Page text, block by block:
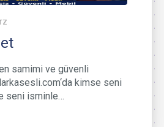
samimi ve güvenli
kimse seni
seni isminle…